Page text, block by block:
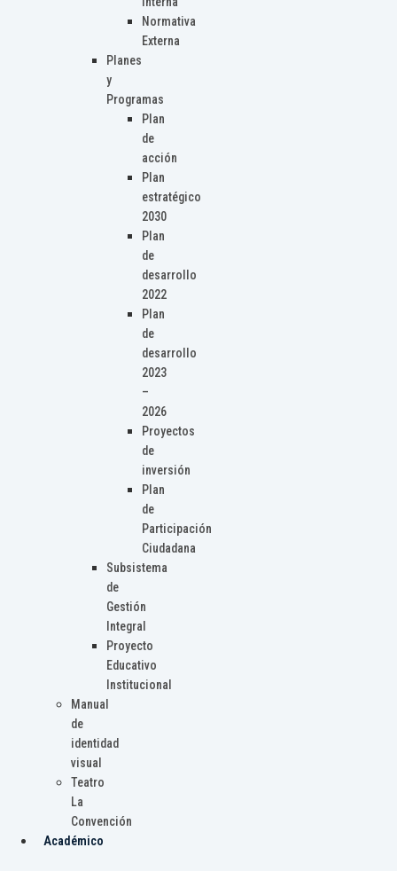
Normativa
Externa
Planes
y
Programas
Plan
de
acción
Plan
estratégico
2030
Plan
de
desarrollo
2022
Plan
de
desarrollo
2023
–
2026
Proyectos
de
inversión
Plan
de
Participación
Ciudadana
Subsistema
de
Gestión
Integral
Proyecto
Educativo
Institucional
Manual
de
identidad
visual
Teatro
La
Convención
Académico